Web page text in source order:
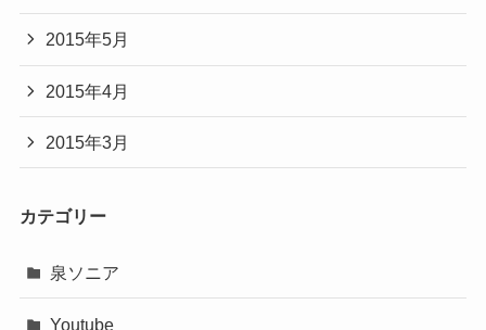
2015年5月
2015年4月
2015年3月
カテゴリー
泉ソニア
Youtube